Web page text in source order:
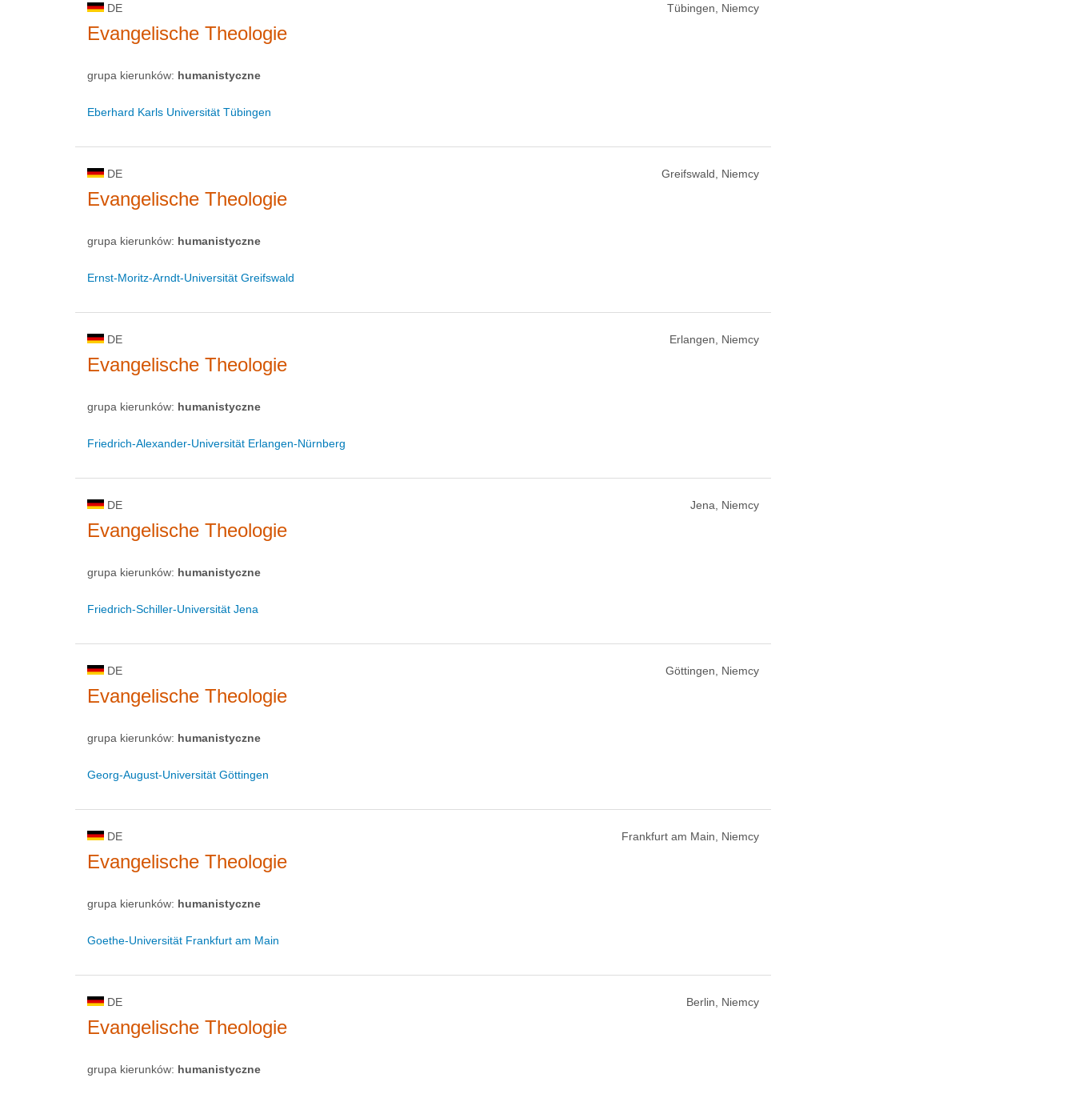
DE Tübingen, Niemcy
Evangelische Theologie
grupa kierunków: humanistyczne
Eberhard Karls Universität Tübingen
DE Greifswald, Niemcy
Evangelische Theologie
grupa kierunków: humanistyczne
Ernst-Moritz-Arndt-Universität Greifswald
DE Erlangen, Niemcy
Evangelische Theologie
grupa kierunków: humanistyczne
Friedrich-Alexander-Universität Erlangen-Nürnberg
DE Jena, Niemcy
Evangelische Theologie
grupa kierunków: humanistyczne
Friedrich-Schiller-Universität Jena
DE Göttingen, Niemcy
Evangelische Theologie
grupa kierunków: humanistyczne
Georg-August-Universität Göttingen
DE Frankfurt am Main, Niemcy
Evangelische Theologie
grupa kierunków: humanistyczne
Goethe-Universität Frankfurt am Main
DE Berlin, Niemcy
Evangelische Theologie
grupa kierunków: humanistyczne